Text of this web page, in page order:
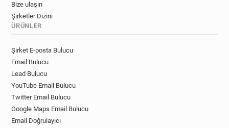
Bize ulaşın
Şirketler Dizini
ÜRÜNLER
Şirket E-posta Bulucu
Email Bulucu
Lead Bulucu
YouTube Email Bulucu
Twitter Email Bulucu
Google Maps Email Bulucu
Email Doğrulayıcı